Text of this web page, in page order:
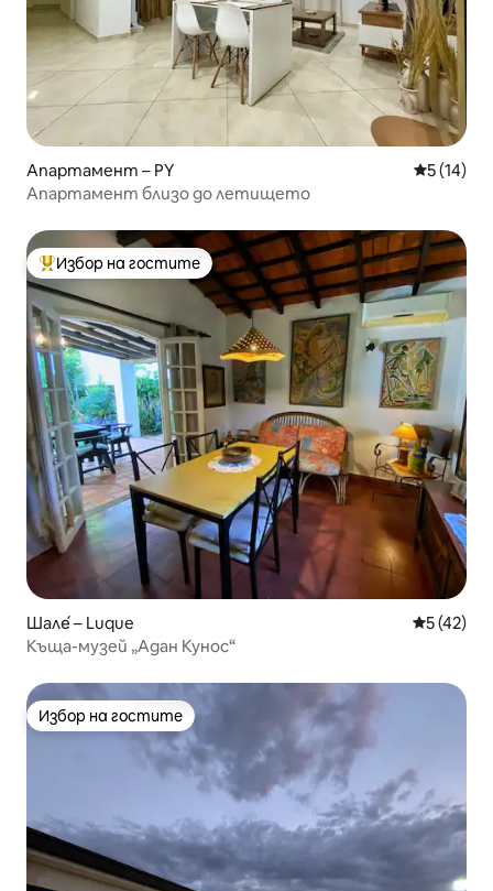
Апартамент – PY Средна
5 (14)
Апартамент близо до летището
Най-популярен избор на гостите
Избор на гостите
Шале́ – Luque Средна
5 (42)
Къща-музей „Адан Кунос“
Избор на гостите
Избор на гостите